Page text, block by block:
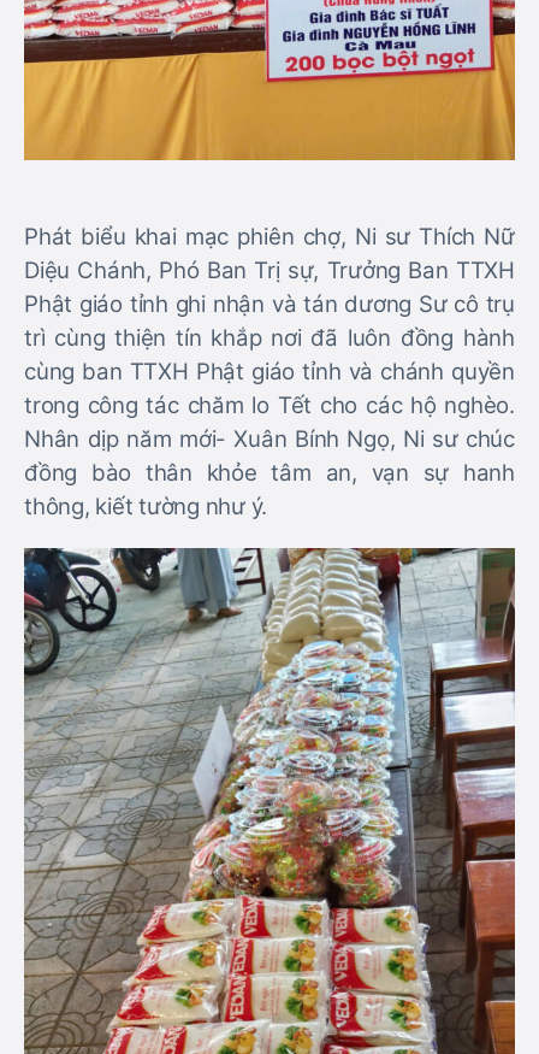
Phát biểu khai mạc phiên chợ, Ni sư Thích Nữ
Diệu Chánh, Phó Ban Trị sự, Trưởng Ban TTXH
Phật giáo tỉnh ghi nhận và tán dương Sư cô trụ
trì cùng thiện tín khắp nơi đã luôn đồng hành
cùng ban TTXH Phật giáo tỉnh và chánh quyền
trong công tác chăm lo Tết cho các hộ nghèo.
Nhân dịp năm mới- Xuân Bính Ngọ, Ni sư chúc
đồng bào thân khỏe tâm an, vạn sự hanh
thông, kiết tường như ý.